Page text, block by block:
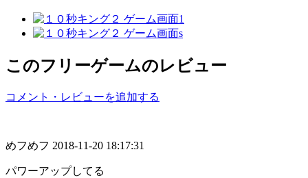
このフリーゲームのレビュー
コメント・レビューを追加する
めフめフ 2018-11-20 18:17:31
パワーアップしてる